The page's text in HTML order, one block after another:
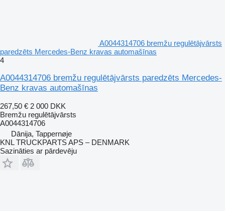
A0044314706 bremžu regulētājvārsts
paredzēts Mercedes-Benz kravas automašīnas
4
A0044314706 bremžu regulētājvārsts paredzēts Mercedes-
Benz kravas automašīnas
267,50 € 2 000 DKK
Bremžu regulētājvārsts
A0044314706
Dānija, Tappernøje
KNL TRUCKPARTS APS – DENMARK
Sazināties ar pārdevēju